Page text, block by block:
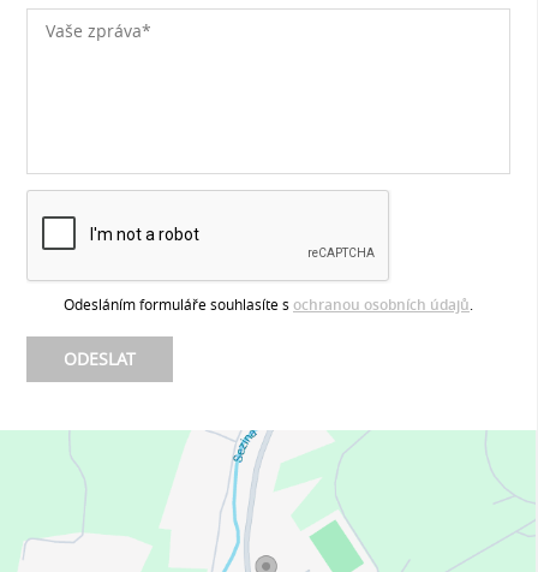
Odesláním formuláře souhlasíte s ochranou osobních údajů